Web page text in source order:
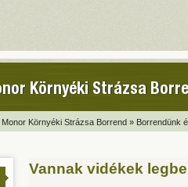
Környéki Strázsa
Monor Környéki Strázsa Borrend » Borrendünk
Vannak vidékek